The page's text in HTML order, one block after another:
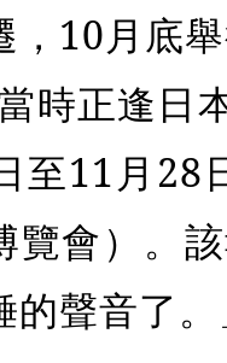
，10月底
時正逢日
至11月28
覽會）。
的聲音了